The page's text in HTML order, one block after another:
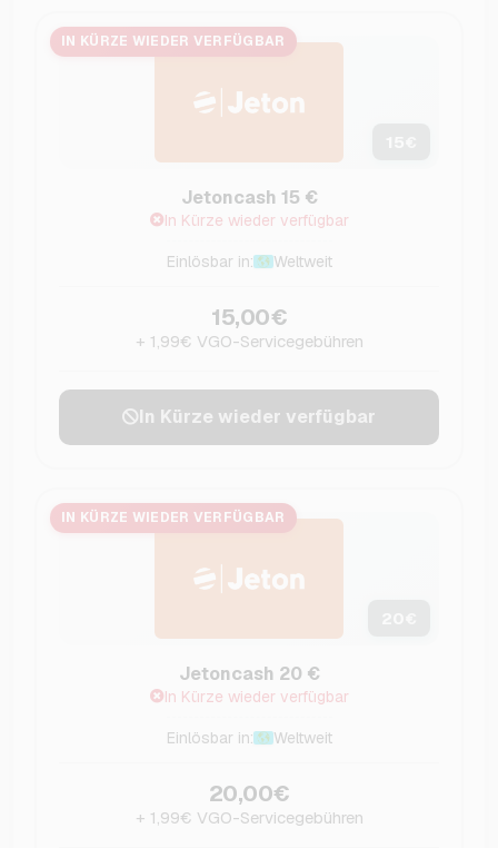
IN KÜRZE WIEDER VERFÜGBAR
Jetoncash 15 €
In Kürze wieder verfügbar
Einlösbar in: Weltweit
15,00€
+ 1,99€ VGO-Servicegebühren
In Kürze wieder verfügbar
IN KÜRZE WIEDER VERFÜGBAR
Jetoncash 20 €
In Kürze wieder verfügbar
Einlösbar in: Weltweit
20,00€
+ 1,99€ VGO-Servicegebühren